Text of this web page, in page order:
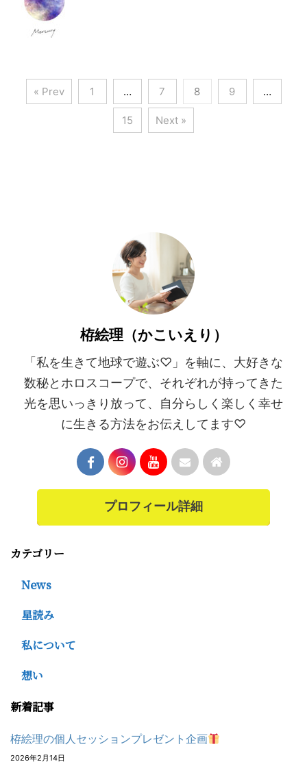
« Prev 1 … 7 8 9 …
15 Next »
栫絵理（かこいえり）
「私を生きて地球で遊ぶ♡」を軸に、大好きな
数秘とホロスコープで、それぞれが持ってきた
光を思いっきり放って、自分らしく楽しく幸せ
に生きる方法をお伝えしてます♡
プロフィール詳細
カテゴリー
News
星読み
私について
想い
新着記事
栫絵理の個人セッションプレゼント企画
2026年2月14日